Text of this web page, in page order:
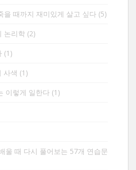
을 때까지 재미있게 살고 싶다 (5)
논리학 (2)
(1)
사색 (1)
이렇게 일한다 (1)
울 때 다시 풀어보는 57개 연습문